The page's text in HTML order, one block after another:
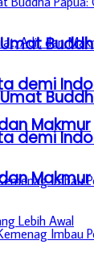
demi
Makmur
demi
Makmur